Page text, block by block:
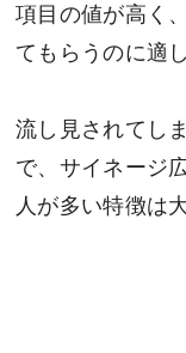
項目の値が高く
てもらうのに適
流し見されてし
で、サイネージ
人が多い特徴は